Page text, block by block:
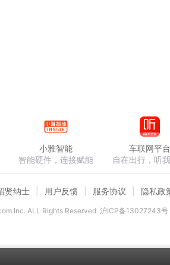
小雅智能
智能硬件，连接赋能
车联网平台
自在出行，听
贤纳士 用户反馈 服务协议 隐私政
lnc. ALL Rights Reserved 沪ICP备13027243号